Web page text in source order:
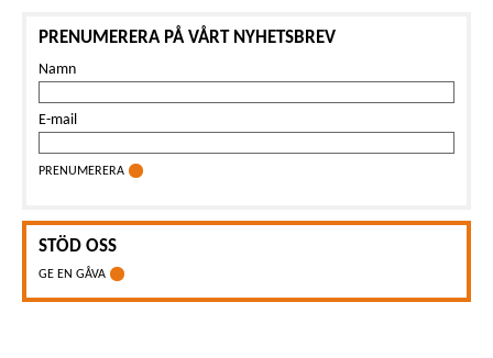
PRENUMERERA PÅ VÅRT NYHETSBREV
Namn
E-mail
PRENUMERERA
STÖD OSS
GE EN GÅVA